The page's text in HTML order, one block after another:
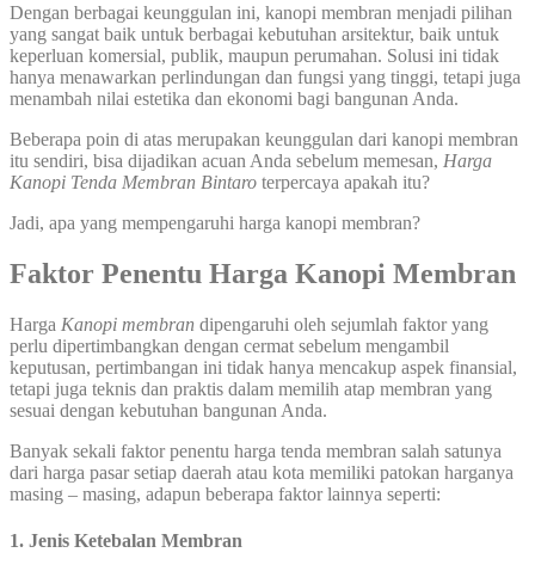
Dengan berbagai keunggulan ini, kanopi membran menjadi pilihan
yang sangat baik untuk berbagai kebutuhan arsitektur, baik untuk
keperluan komersial, publik, maupun perumahan. Solusi ini tidak
hanya menawarkan perlindungan dan fungsi yang tinggi, tetapi juga
menambah nilai estetika dan ekonomi bagi bangunan Anda.
Beberapa poin di atas merupakan keunggulan dari kanopi membran
itu sendiri, bisa dijadikan acuan Anda sebelum memesan, Harga
Kanopi Tenda Membran Bintaro terpercaya apakah itu?
Jadi, apa yang mempengaruhi harga kanopi membran?
Faktor Penentu Harga Kanopi Membran
Harga Kanopi membran dipengaruhi oleh sejumlah faktor yang
perlu dipertimbangkan dengan cermat sebelum mengambil
keputusan, pertimbangan ini tidak hanya mencakup aspek finansial,
tetapi juga teknis dan praktis dalam memilih atap membran yang
sesuai dengan kebutuhan bangunan Anda.
Banyak sekali faktor penentu harga tenda membran salah satunya
dari harga pasar setiap daerah atau kota memiliki patokan harganya
masing – masing, adapun beberapa faktor lainnya seperti:
1. Jenis Ketebalan Membran